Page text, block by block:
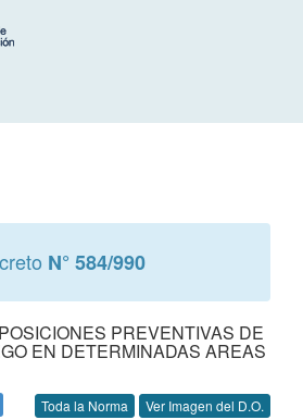
N° 584/990
PREVENTIVAS DE
EN DETERMINADAS AREAS
Toda la Norma Ver Imagen del D.O.